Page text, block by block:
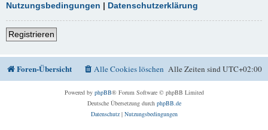
Nutzungsbedingungen | Datenschutzerklärung
Registrieren
Foren-Übersicht Alle Zeiten sindUTC+02:00
Alle Cookies löschen
Powered by phpBB® Forum Software © phpBB Limited
Deutsche Übersetzung durch phpBB.de
Datenschutz| Nutzungsbedingungen